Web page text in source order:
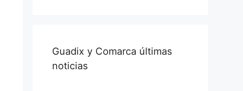
Guadix y Comarca últimas
noticias